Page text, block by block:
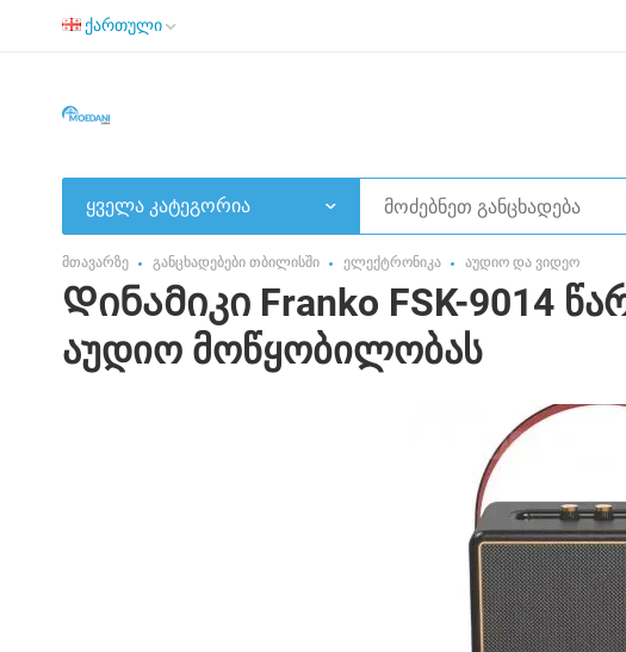
ქართული
ყველა კატეგორია
მთავარზე განცხადებები თბილისში ელექტრონიკა აუდიო და ვიდეო
Დინამიკი Franko FSK-9014
აუდიო მოწყობილობას